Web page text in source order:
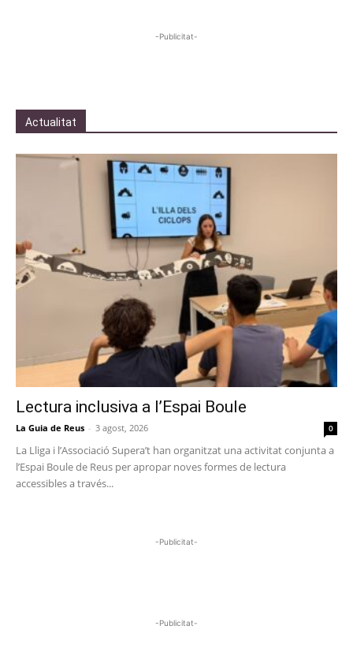
-Publicitat-
Actualitat
Lectura inclusiva a l’Espai Boule
La Guia de Reus - 3 agost, 2026 0
La Lliga i l’Associació Supera’t han organitzat una activitat conjunta a
l’Espai Boule de Reus per apropar noves formes de lectura
accessibles a través...
-Publicitat-
-Publicitat-